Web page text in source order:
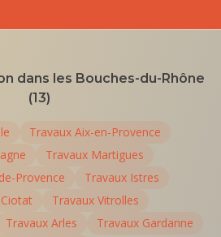
dans les Bouches-du-Rhône
(13)
Travaux Aix-en-Provence
Travaux Martigues
Provence Travaux Istres
Travaux Vitrolles
Travaux Arles Travaux Gardanne